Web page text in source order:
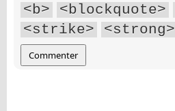
<b>
<blockquote>
<strike>
<strong>